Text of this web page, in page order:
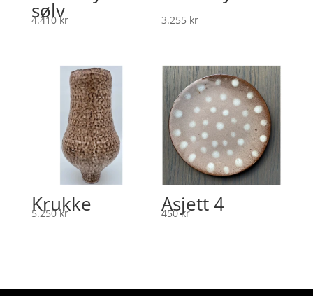
sølv
4.410kr 3.255 kr
Krukke
5.250kr Asjett 4
450kr